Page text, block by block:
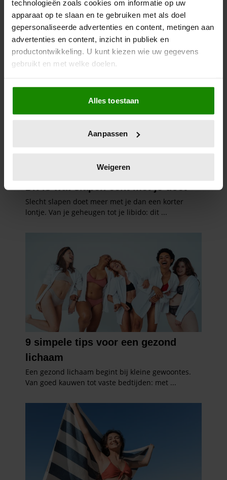
technologieën zoals cookies om informatie op uw
apparaat op te slaan en te gebruiken met als doel
gepersonaliseerde advertenties en content, metingen aan
advertenties en content, inzicht in publiek en
productontwikkeling. U kunt kiezen wie uw gegevens
gebruikt en met welke doelen.
Als u het toestaat, willen we ook graag:
Informatie verzamelen over uw geografische
locatie, die tot een paar meter nauwkeurig kan zijn
scannen op specifieke eigenschappen (fingerprinting)
verwerkt en stel uw voorkeuren in het
intrekken in de Cookieverklaring.
We gebruiken cookies om content en advertenties te
informatie over uw gebruik van onze site met onze
partners voor social media, adverteren en analyse. Deze
partners kunnen deze gegevens combineren met andere
informatie die u aan ze heeft verstrekt of die ze hebben
verzameld op basis van uw gebruik van hun services. U
gaat akkoord met onze cookies als u onze website blijft
gebruiken.
Alles toestaan
Aanpassen
Weigeren